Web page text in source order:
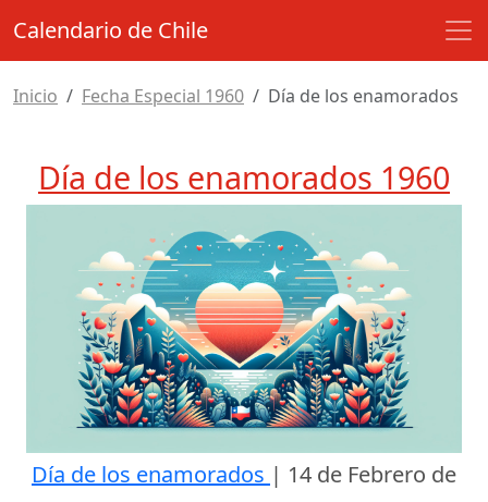
Calendario de Chile
Inicio Fecha Especial 1960 Día de los enamorados
Día de los enamorados 1960
Día de los enamorados | 14 de Febrero de